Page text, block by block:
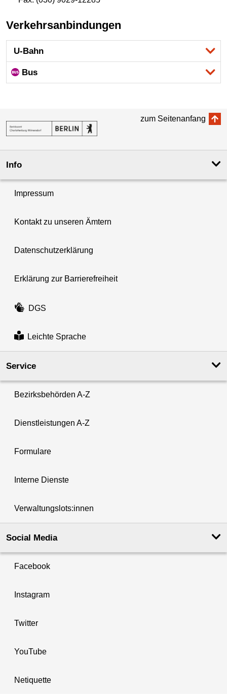
Verkehrsanbindungen
U-Bahn
Bus
zum Seitenanfang
Info
Impressum
Kontakt zu unseren Ämtern
Datenschutzerklärung
Erklärung zur Barrierefreiheit
DGS
Leichte Sprache
Service
Bezirksbehörden A-Z
Dienstleistungen A-Z
Formulare
Interne Dienste
Verwaltungslots:innen
Social Media
Facebook
Instagram
Twitter
YouTube
Netiquette